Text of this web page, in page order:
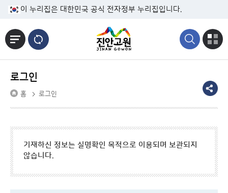
본문바로가기
이 누리집은 대한민국 공식 전자정부 누리집입니다.
로그인
홈 로그인
기재하신 정보는 실명확인 목적으로 이용되며 보관되지
않습니다.